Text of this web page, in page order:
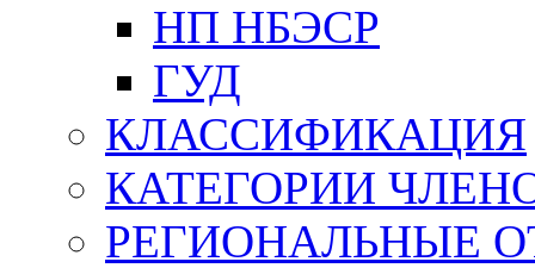
НП НБЭСР
ГУД
КЛАССИФИКАЦИЯ
КАТЕГОРИИ
РЕГИОНАЛЬНЫЕ